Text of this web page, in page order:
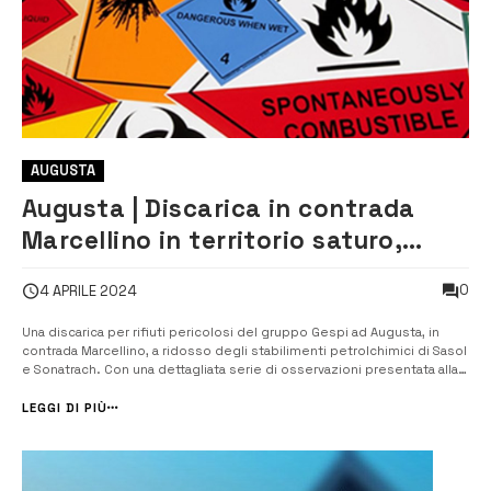
AUGUSTA
Augusta | Discarica in contrada
Marcellino in territorio saturo,
4 APRILE 2024 0
Una discarica per rifiuti pericolosi del gruppo Gespi ad Augusta, in
contrada Marcellino, a ridosso degli stabilimenti petrolchimici di Sasol
e Sonatrach. Con una dettagliata serie di osservazioni presentata alla
comitati ambientalisti locali contro quello che definisce: “l...
LEGGI DI PIÙ